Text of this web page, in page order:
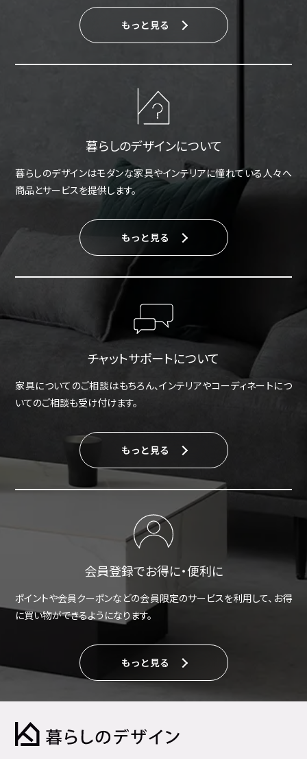
もっと見る
暮らしのデザインについて
暮らしのデザインはモダンな家具やインテリアに憧れている人々へ
商品とサービスを提供します。
もっと見る
チャットサポートについて
家具についてのご相談はもちろん、インテリアやコーディネートにつ
いてのご相談も受け付けます。
もっと見る
会員登録でお得に・便利に
ポイントや会員クーポンなどの会員限定のサービスを利用して、お得
に買い物ができるようになります。
もっと見る